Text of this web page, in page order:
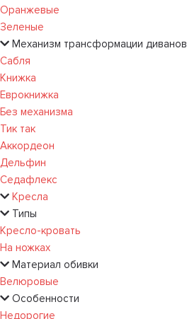
Оранжевые
Зеленые
Механизм трансформации диванов
Сабля
Книжка
Еврокнижка
Без механизма
Тик так
Аккордеон
Дельфин
Седафлекс
Кресла
Типы
Кресло-кровать
На ножках
Материал обивки
Велюровые
Особенности
Недорогие